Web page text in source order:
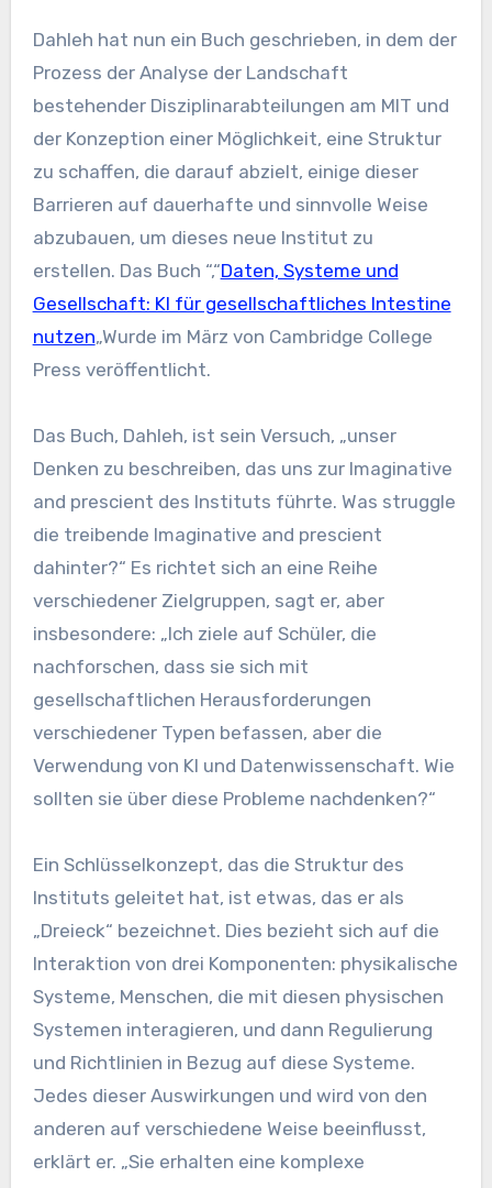
Dahleh hat nun ein Buch geschrieben, in dem der
Prozess der Analyse der Landschaft
bestehender Disziplinarabteilungen am MIT und
der Konzeption einer Möglichkeit, eine Struktur
zu schaffen, die darauf abzielt, einige dieser
Barrieren auf dauerhafte und sinnvolle Weise
abzubauen, um dieses neue Institut zu
erstellen. Das Buch “,“Daten, Systeme und
Gesellschaft: KI für gesellschaftliches Intestine
nutzen„Wurde im März von Cambridge College
Press veröffentlicht.
Das Buch, Dahleh, ist sein Versuch, „unser
Denken zu beschreiben, das uns zur Imaginative
and prescient des Instituts führte. Was struggle
die treibende Imaginative and prescient
dahinter?“ Es richtet sich an eine Reihe
verschiedener Zielgruppen, sagt er, aber
insbesondere: „Ich ziele auf Schüler, die
nachforschen, dass sie sich mit
gesellschaftlichen Herausforderungen
verschiedener Typen befassen, aber die
Verwendung von KI und Datenwissenschaft. Wie
sollten sie über diese Probleme nachdenken?“
Ein Schlüsselkonzept, das die Struktur des
Instituts geleitet hat, ist etwas, das er als
„Dreieck“ bezeichnet. Dies bezieht sich auf die
Interaktion von drei Komponenten: physikalische
Systeme, Menschen, die mit diesen physischen
Systemen interagieren, und dann Regulierung
und Richtlinien in Bezug auf diese Systeme.
Jedes dieser Auswirkungen und wird von den
anderen auf verschiedene Weise beeinflusst,
erklärt er. „Sie erhalten eine komplexe